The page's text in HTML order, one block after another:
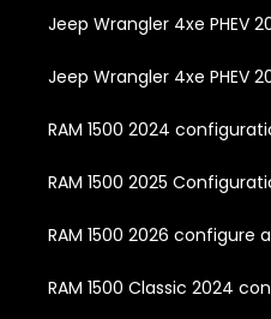
Jeep Wrangler 4xe PHEV
Jeep Wrangler 4xe PHEV
RAM 1500 2024
RAM 1500 2025
RAM 1500 2026 configure
RAM 1500 Classic 2024